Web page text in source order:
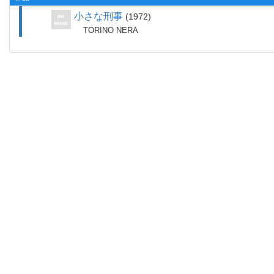
小さな刑事 1972
TORINO NERA